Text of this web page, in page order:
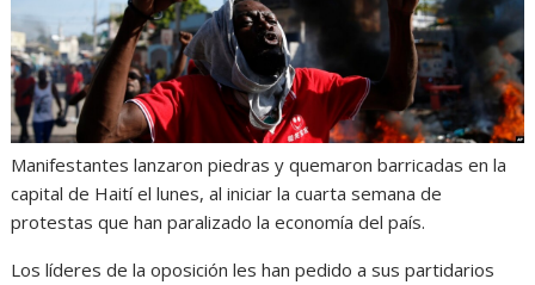
Manifestantes lanzaron piedras y quemaron barricadas en la
capital de Haití el lunes, al iniciar la cuarta semana de
protestas que han paralizado la economía del país.
Los líderes de la oposición les han pedido a sus partidarios